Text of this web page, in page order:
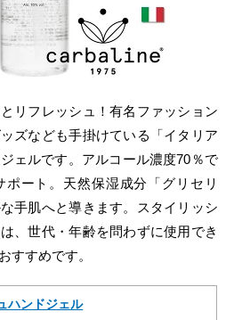
リフレッシュ！有名ファッション
ズなども手掛けている「イタリア
ェルです。アルコール濃度70％で
ート。天然保湿成分「グリセリ
手肌へと導きます。スタイリッシ
、世代・年齢を問わずに使用でき
すすめです。
ハンドジェル